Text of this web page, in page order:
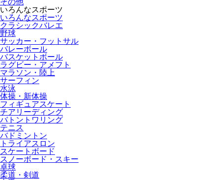
いろんなスポーツ
いろんなスポーツ
クラシックバレエ
野球
サッカー・フットサル
バレーボール
バスケットボール
ラグビー・アメフト
マラソン・陸上
サーフィン
水泳
体操・新体操
フィギュアスケート
チアリーディング
バトントワリング
テニス
バドミントン
トライアスロン
スケートボード
スノーボード・スキー
卓球
柔道・剣道